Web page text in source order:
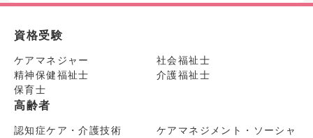
資格受験
ケアマネジャー
社会福祉士
精神保健福祉士
介護福祉士
保育士
高齢者
認知症ケア・介護技術
ケアマネジメント・ソーシャ